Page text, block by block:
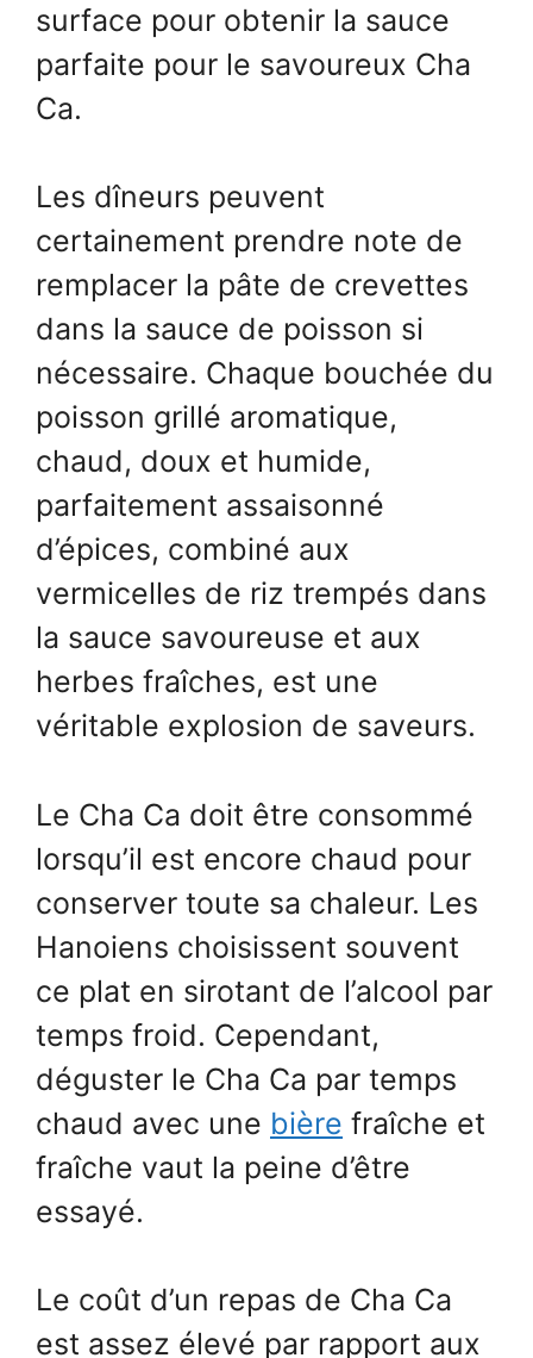
surface pour obtenir la sauce
parfaite pour le savoureux Cha
Ca.
Les dîneurs peuvent
certainement prendre note de
remplacer la pâte de crevettes
dans la sauce de poisson si
nécessaire. Chaque bouchée du
poisson grillé aromatique,
chaud, doux et humide,
parfaitement assaisonné
d’épices, combiné aux
vermicelles de riz trempés dans
la sauce savoureuse et aux
herbes fraîches, est une
véritable explosion de saveurs.
Le Cha Ca doit être consommé
lorsqu’il est encore chaud pour
conserver toute sa chaleur. Les
Hanoiens choisissent souvent
ce plat en sirotant de l’alcool par
temps froid. Cependant,
déguster le Cha Ca par temps
chaud avec une bière fraîche et
fraîche vaut la peine d’être
essayé.
Le coût d’un repas de Cha Ca
est assez élevé par rapport aux